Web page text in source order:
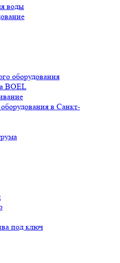
воды
оборудования
BOEL
в Санкт-
под ключ